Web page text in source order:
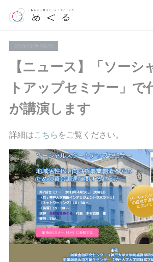
2019.03.08 05:00
【ニュース】「ソーシ
トアップセミナー」で
が講演します
詳細はこちらをご覧ください。